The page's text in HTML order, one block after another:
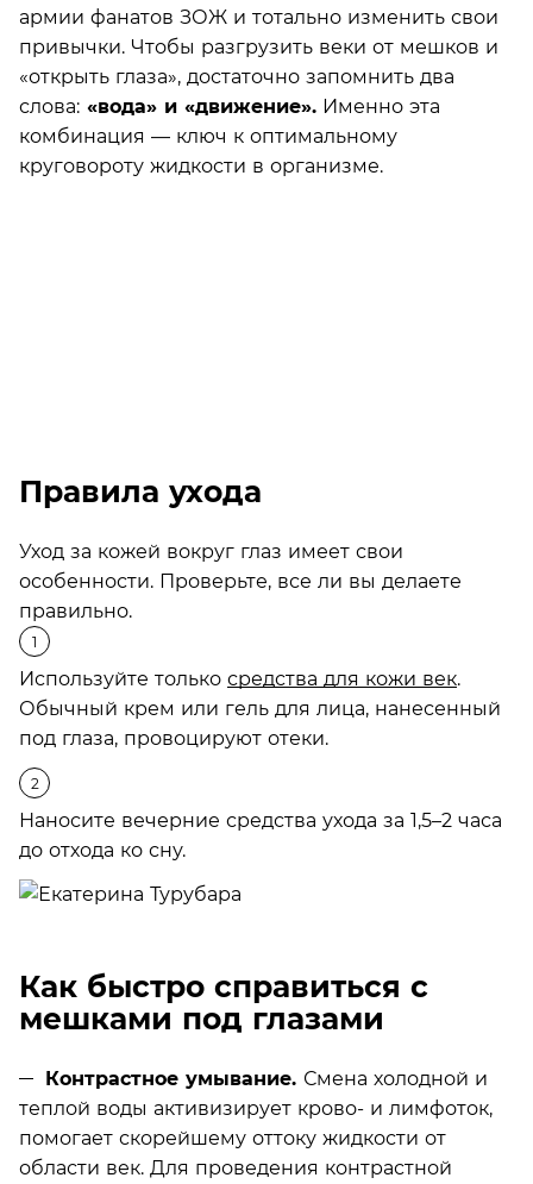
армии фанатов ЗОЖ и тотально изменить свои
привычки. Чтобы разгрузить веки от мешков и
«открыть глаза», достаточно запомнить два
слова: «вода» и «движение». Именно эта
комбинация — ключ к оптимальному
круговороту жидкости в организме.
Правила ухода
Уход за кожей вокруг глаз имеет свои
особенности. Проверьте, все ли вы делаете
правильно.
Используйте только средства для кожи век.
Обычный крем или гель для лица, нанесенный
под глаза, провоцируют отеки.
Наносите вечерние средства ухода за 1,5–2 часа
до отхода ко сну.
Как быстро справиться с
мешками под глазами
Контрастное умывание. Смена холодной и
теплой воды активизирует крово- и лимфоток,
помогает скорейшему оттоку жидкости от
области век. Для проведения контрастной